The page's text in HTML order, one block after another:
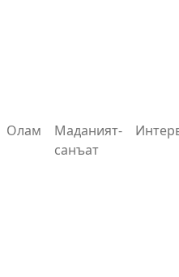
Олам
Маданият-
санъат